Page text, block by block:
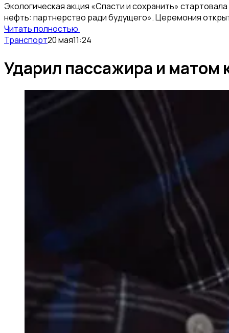
Экологическая акция «Спасти и сохранить»
нефть: партнерство ради будущего». Церемония
Читать полностью
Транспорт20 мая11:24
Ударил пассажира и матом